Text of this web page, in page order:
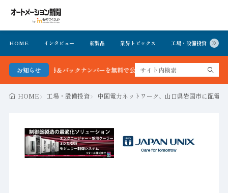
HOME インタビュー 新製品 業界トピックス 工場・設備投資
お知らせ
最新号＆バックナンバーを無料で公開中 詳細はこちら
HOME 工場・設備投資 中国電力ネットワーク、山口県岩国市に配電